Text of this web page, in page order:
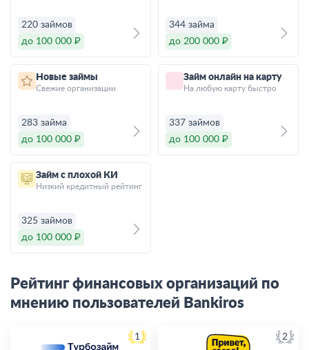
220 займов
до 100 000 ₽
344 займа
до 200 000 ₽
Новые займы
Свежие организации
283 займа
до 100 000 ₽
Займ онлайн на карту
На любую карту быстро
337 займов
до 100 000 ₽
Займ с плохой КИ
Низкий кредитный рейтинг
325 займов
до 100 000 ₽
Рейтинг финансовых организаций по
мнению пользователей Bankiros
1 2